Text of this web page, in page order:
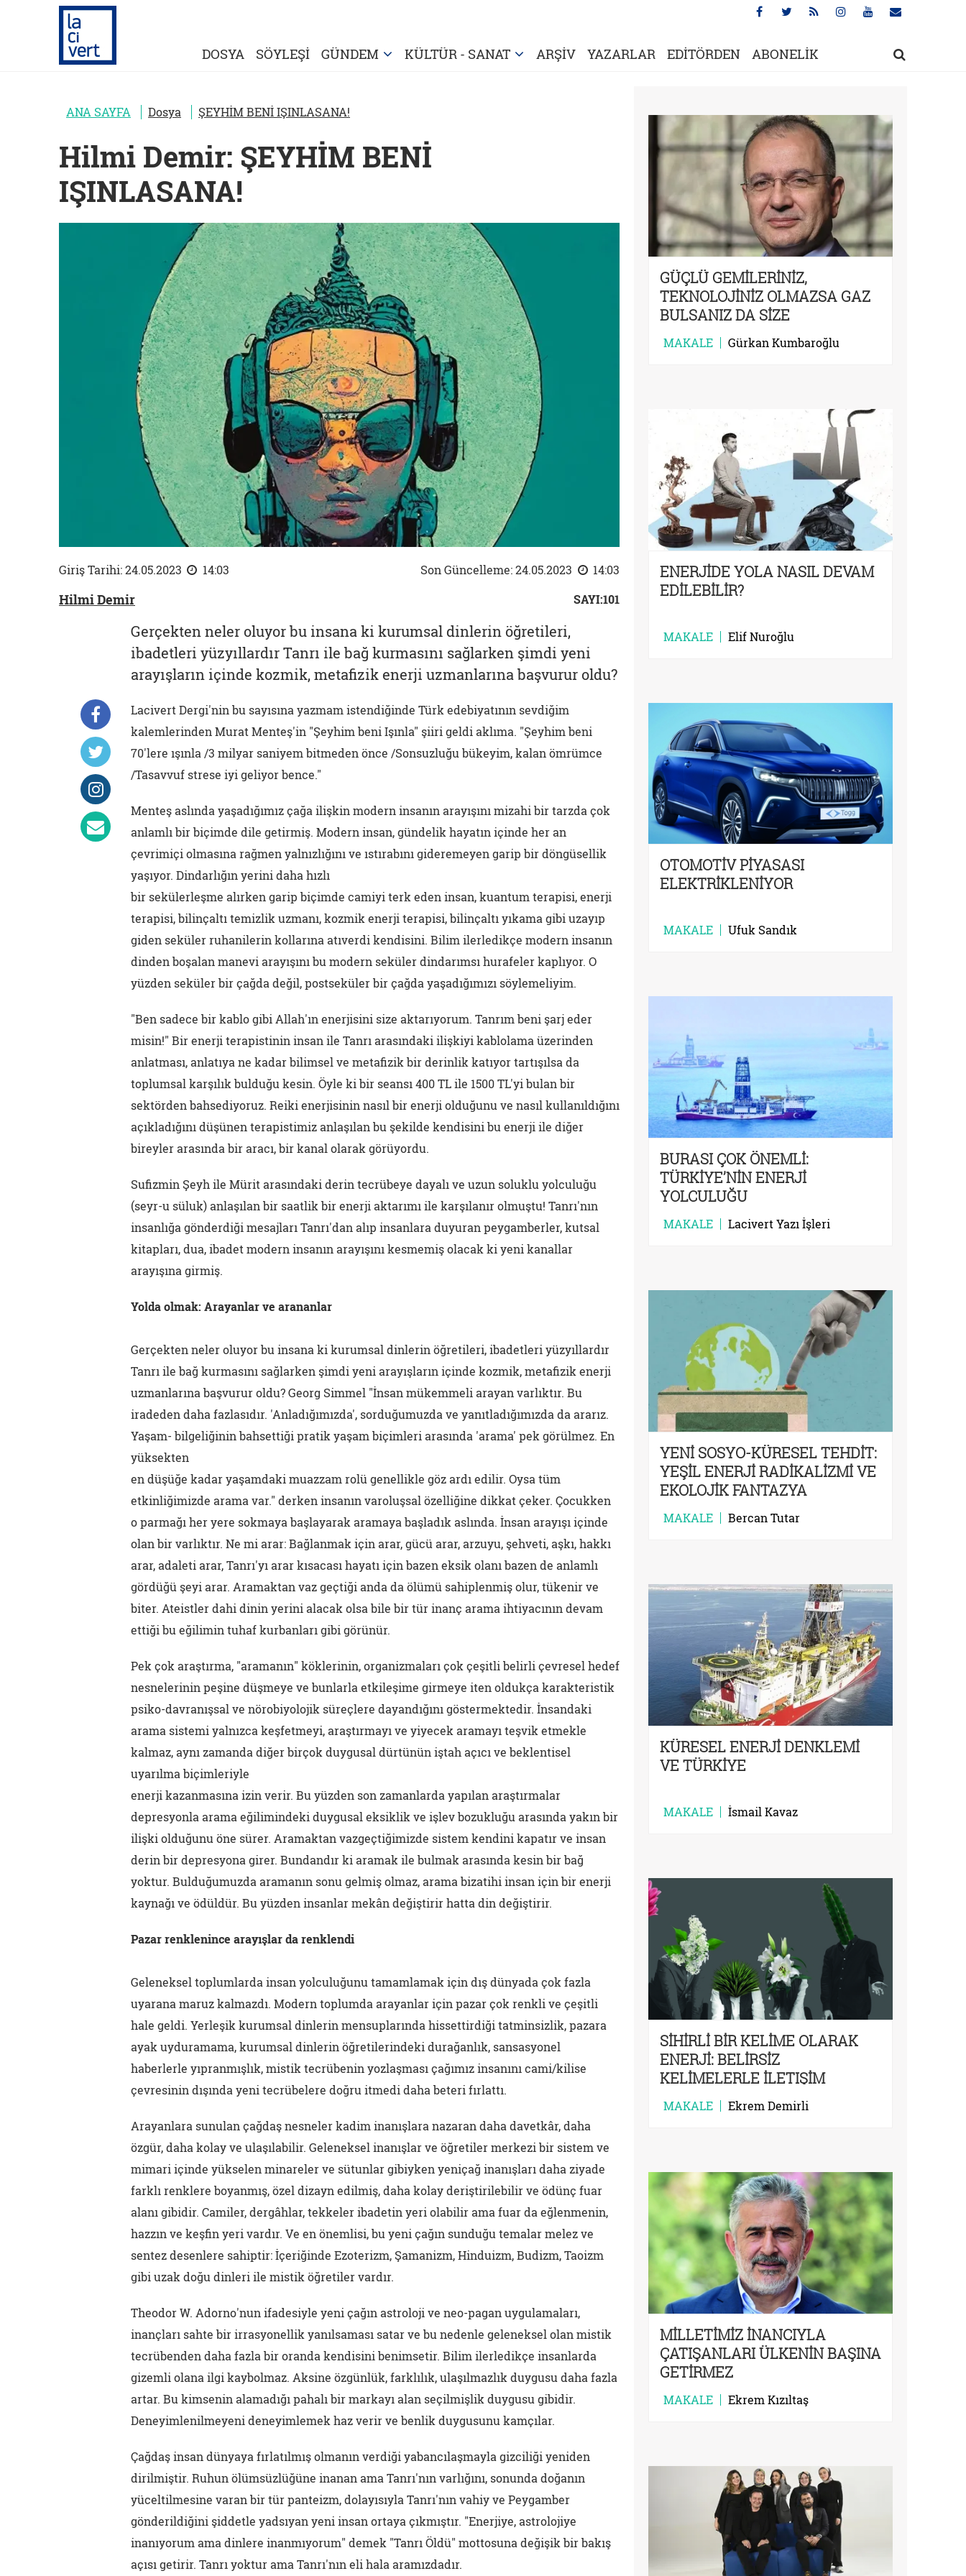
DOSYA SÖYLEŞİ GÜNDEM KÜLTÜR - SANAT ARŞİV YAZARLAR EDİTÖRDEN ABONELİK
ANA SAYFA Dosya ŞEYHİM BENİ IŞINLASANA!
Hilmi Demir: ŞEYHİM BENİ
IŞINLASANA!
Giriş Tarihi: 24.05.2023 14:03 Son Güncelleme: 24.05.2023 14:03
Hilmi Demir SAYI:101
Gerçekten neler oluyor bu insana ki kurumsal dinlerin öğretileri,
ibadetleri yüzyıllardır Tanrı ile bağ kurmasını sağlarken şimdi yeni
arayışların içinde kozmik, metafizik enerji uzmanlarına başvurur oldu?
Lacivert Dergi'nin bu sayısına yazmam istendiğinde Türk edebiyatının sevdiğim
kalemlerinden Murat Menteş'in "Şeyhim beni Işınla" şiiri geldi aklıma. "Şeyhim beni
70'lere ışınla /3 milyar saniyem bitmeden önce /Sonsuzluğu bükeyim, kalan ömrümce
/Tasavvuf strese iyi geliyor bence."
Menteş aslında yaşadığımız çağa ilişkin modern insanın arayışını mizahi bir tarzda çok
anlamlı bir biçimde dile getirmiş. Modern insan, gündelik hayatın içinde her an
çevrimiçi olmasına rağmen yalnızlığını ve ıstırabını gideremeyen garip bir döngüsellik
yaşıyor. Dindarlığın yerini daha hızlı
bir sekülerleşme alırken garip biçimde camiyi terk eden insan, kuantum terapisi, enerji
terapisi, bilinçaltı temizlik uzmanı, kozmik enerji terapisi, bilinçaltı yıkama gibi uzayıp
giden seküler ruhanilerin kollarına atıverdi kendisini. Bilim ilerledikçe modern insanın
dinden boşalan manevi arayışını bu modern seküler dindarımsı hurafeler kaplıyor. O
yüzden seküler bir çağda değil, postseküler bir çağda yaşadığımızı söylemeliyim.
"Ben sadece bir kablo gibi Allah'ın enerjisini size aktarıyorum. Tanrım beni şarj eder
misin!" Bir enerji terapistinin insan ile Tanrı arasındaki ilişkiyi kablolama üzerinden
anlatması, anlatıya ne kadar bilimsel ve metafizik bir derinlik katıyor tartışılsa da
toplumsal karşılık bulduğu kesin. Öyle ki bir seansı 400 TL ile 1500 TL'yi bulan bir
sektörden bahsediyoruz. Reiki enerjisinin nasıl bir enerji olduğunu ve nasıl kullanıldığını
açıkladığını düşünen terapistimiz anlaşılan bu şekilde kendisini bu enerji ile diğer
bireyler arasında bir aracı, bir kanal olarak görüyordu.
Sufizmin Şeyh ile Mürit arasındaki derin tecrübeye dayalı ve uzun soluklu yolculuğu
(seyr-u süluk) anlaşılan bir saatlik bir enerji aktarımı ile karşılanır olmuştu! Tanrı'nın
insanlığa gönderdiği mesajları Tanrı'dan alıp insanlara duyuran peygamberler, kutsal
kitapları, dua, ibadet modern insanın arayışını kesmemiş olacak ki yeni kanallar
arayışına girmiş.
Yolda olmak: Arayanlar ve arananlar
Gerçekten neler oluyor bu insana ki kurumsal dinlerin öğretileri, ibadetleri yüzyıllardır
Tanrı ile bağ kurmasını sağlarken şimdi yeni arayışların içinde kozmik, metafizik enerji
uzmanlarına başvurur oldu? Georg Simmel "İnsan mükemmeli arayan varlıktır. Bu
iradeden daha fazlasıdır. 'Anladığımızda', sorduğumuzda ve yanıtladığımızda da ararız.
Yaşam- bilgeliğinin bahsettiği pratik yaşam biçimleri arasında 'arama' pek görülmez. En
yüksekten
en düşüğe kadar yaşamdaki muazzam rolü genellikle göz ardı edilir. Oysa tüm
etkinliğimizde arama var." derken insanın varoluşsal özelliğine dikkat çeker. Çocukken
o parmağı her yere sokmaya başlayarak aramaya başladık aslında. İnsan arayışı içinde
olan bir varlıktır. Ne mi arar: Bağlanmak için arar, gücü arar, arzuyu, şehveti, aşkı, hakkı
arar, adaleti arar, Tanrı'yı arar kısacası hayatı için bazen eksik olanı bazen de anlamlı
gördüğü şeyi arar. Aramaktan vaz geçtiği anda da ölümü sahiplenmiş olur, tükenir ve
biter. Ateistler dahi dinin yerini alacak olsa bile bir tür inanç arama ihtiyacının devam
ettiği bu eğilimin tuhaf kurbanları gibi görünür.
Pek çok araştırma, "aramanın" köklerinin, organizmaları çok çeşitli belirli çevresel hedef
nesnelerinin peşine düşmeye ve bunlarla etkileşime girmeye iten oldukça karakteristik
psiko-davranışsal ve nörobiyolojik süreçlere dayandığını göstermektedir. İnsandaki
arama sistemi yalnızca keşfetmeyi, araştırmayı ve yiyecek aramayı teşvik etmekle
kalmaz, aynı zamanda diğer birçok duygusal dürtünün iştah açıcı ve beklentisel
uyarılma biçimleriyle
enerji kazanmasına izin verir. Bu yüzden son zamanlarda yapılan araştırmalar
depresyonla arama eğilimindeki duygusal eksiklik ve işlev bozukluğu arasında yakın bir
ilişki olduğunu öne sürer. Aramaktan vazgeçtiğimizde sistem kendini kapatır ve insan
derin bir depresyona girer. Bundandır ki aramak ile bulmak arasında kesin bir bağ
yoktur. Bulduğumuzda aramanın sonu gelmiş olmaz, arama bizatihi insan için bir enerji
kaynağı ve ödüldür. Bu yüzden insanlar mekân değiştirir hatta din değiştirir.
Pazar renklenince arayışlar da renklendi
Geleneksel toplumlarda insan yolculuğunu tamamlamak için dış dünyada çok fazla
uyarana maruz kalmazdı. Modern toplumda arayanlar için pazar çok renkli ve çeşitli
hale geldi. Yerleşik kurumsal dinlerin mensuplarında hissettirdiği tatminsizlik, pazara
ayak uyduramama, kurumsal dinlerin öğretilerindeki durağanlık, sansasyonel
haberlerle yıpranmışlık, mistik tecrübenin yozlaşması çağımız insanını cami/kilise
çevresinin dışında yeni tecrübelere doğru itmedi daha beteri fırlattı.
Arayanlara sunulan çağdaş nesneler kadim inanışlara nazaran daha davetkâr, daha
özgür, daha kolay ve ulaşılabilir. Geleneksel inanışlar ve öğretiler merkezi bir sistem ve
mimari içinde yükselen minareler ve sütunlar gibiyken yeniçağ inanışları daha ziyade
farklı renklere boyanmış, özel dizayn edilmiş, daha kolay deriştirilebilir ve ödünç fuar
alanı gibidir. Camiler, dergâhlar, tekkeler ibadetin yeri olabilir ama fuar da eğlenmenin,
hazzın ve keşfin yeri vardır. Ve en önemlisi, bu yeni çağın sunduğu temalar melez ve
sentez desenlere sahiptir: İçeriğinde Ezoterizm, Şamanizm, Hinduizm, Budizm, Taoizm
gibi uzak doğu dinleri ile mistik öğretiler vardır.
Theodor W. Adorno'nun ifadesiyle yeni çağın astroloji ve neo-pagan uygulamaları,
inançları sahte bir irrasyonellik yanılsaması satar ve bu nedenle geleneksel olan mistik
tecrübenden daha fazla bir oranda kendisini benimsetir. Bilim ilerledikçe insanlarda
gizemli olana ilgi kaybolmaz. Aksine özgünlük, farklılık, ulaşılmazlık duygusu daha fazla
artar. Bu kimsenin alamadığı pahalı bir markayı alan seçilmişlik duygusu gibidir.
Deneyimlenilmeyeni deneyimlemek haz verir ve benlik duygusunu kamçılar.
Çağdaş insan dünyaya fırlatılmış olmanın verdiği yabancılaşmayla gizciliği yeniden
dirilmiştir. Ruhun ölümsüzlüğüne inanan ama Tanrı'nın varlığını, sonunda doğanın
yüceltilmesine varan bir tür panteizm, dolayısıyla Tanrı'nın vahiy ve Peygamber
gönderildiğini şiddetle yadsıyan yeni insan ortaya çıkmıştır. "Enerjiye, astrolojiye
inanıyorum ama dinlere inanmıyorum" demek "Tanrı Öldü" mottosuna değişik bir bakış
açısı getirir. Tanrı yoktur ama Tanrı'nın eli hala aramızdadır.
GÜÇLÜ GEMİLERİNİZ,
TEKNOLOJİNİZ OLMAZSA GAZ
BULSANIZ DA SİZE
ÇIKARTTIRMAZLAR
MAKALE Gürkan Kumbaroğlu
ENERJİDE YOLA NASIL DEVAM
EDİLEBİLİR?
MAKALE Elif Nuroğlu
OTOMOTİV PİYASASI
ELEKTRİKLENİYOR
MAKALE Ufuk Sandık
BURASI ÇOK ÖNEMLİ:
TÜRKİYE’NİN ENERJİ
YOLCULUĞU
MAKALE Lacivert Yazı İşleri
YENİ SOSYO-KÜRESEL TEHDİT:
YEŞİL ENERJİ RADİKALİZMİ VE
EKOLOJİK FANTAZYA
MAKALE Bercan Tutar
KÜRESEL ENERJİ DENKLEMİ
VE TÜRKİYE
MAKALE İsmail Kavaz
SİHİRLİ BİR KELİME OLARAK
ENERJİ: BELİRSİZ
KELİMELERLE İLETIŞİM
SORUNU VEYA ANLAŞMADAN
KONUŞMA ARZUSU
MAKALE Ekrem Demirli
MİLLETİMİZ İNANCIYLA
ÇATIŞANLARI ÜLKENİN BAŞINA
GETİRMEZ
MAKALE Ekrem Kızıltaş